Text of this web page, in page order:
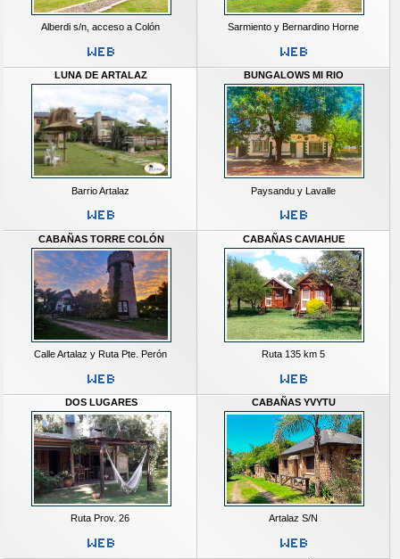
Alberdi s/n, acceso a Colón Sarmiento y Bernardino Horne
LUNA DE ARTALAZ
Barrio Artalaz
BUNGALOWS MI RIO
Paysandu y Lavalle
CABAÑAS TORRE COLÓN
Calle Artalaz y Ruta Pte. Perón
CABAÑAS CAVIAHUE
Ruta 135 km 5
DOS LUGARES
Ruta Prov. 26
CABAÑAS YVYTU
Artalaz S/N